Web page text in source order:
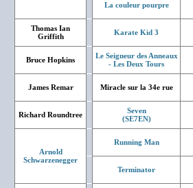
La couleur pourpre
Thomas Ian
Griffith
Karate Kid 3
Bruce Hopkins
Le Seigneur des Anneaux
- Les Deux Tours
James Remar Miracle sur la 34e rue
Richard Roundtree
Seven
(SE7EN)
Arnold
Schwarzenegger
Running Man
Terminator